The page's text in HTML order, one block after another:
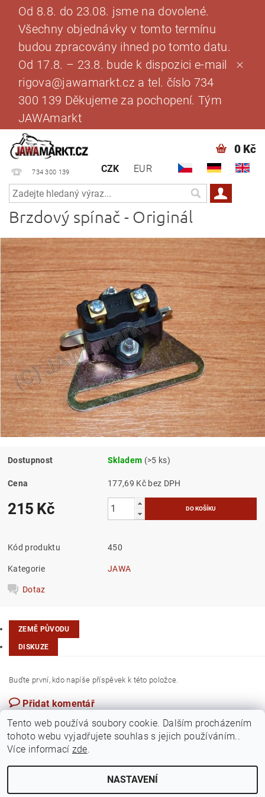
Od 8.8. do 23.08. jsme na dovolené.
Všechny objednávky v tomto termínu
budou zpracovány ihned po tomto datu.
Od 17.8. – 23.8. bude k dispozici e-mail
rigova@jawamarkt.cz a tel. číslo 734
300 139 Děkujeme za pochopení. Tým
JAWAmarkt
734 300 139 CZK EUR
0 Kč
Brzdový spínač - Originál
Dostupnost Skladem (>5 ks)
Cena 177,69 Kč bez DPH
215 Kč
Kód produktu 450
Kategorie JAWA
Dotaz
ZEMĚ PŮVODU
DISKUZE
Buďte první, kdo napíše příspěvek k této položce.
Přidat komentář
Tento web používá soubory cookie. Dalším procházením
tohoto webu vyjadřujete souhlas s jejich používáním..
Více informací zde.
NASTAVENÍ